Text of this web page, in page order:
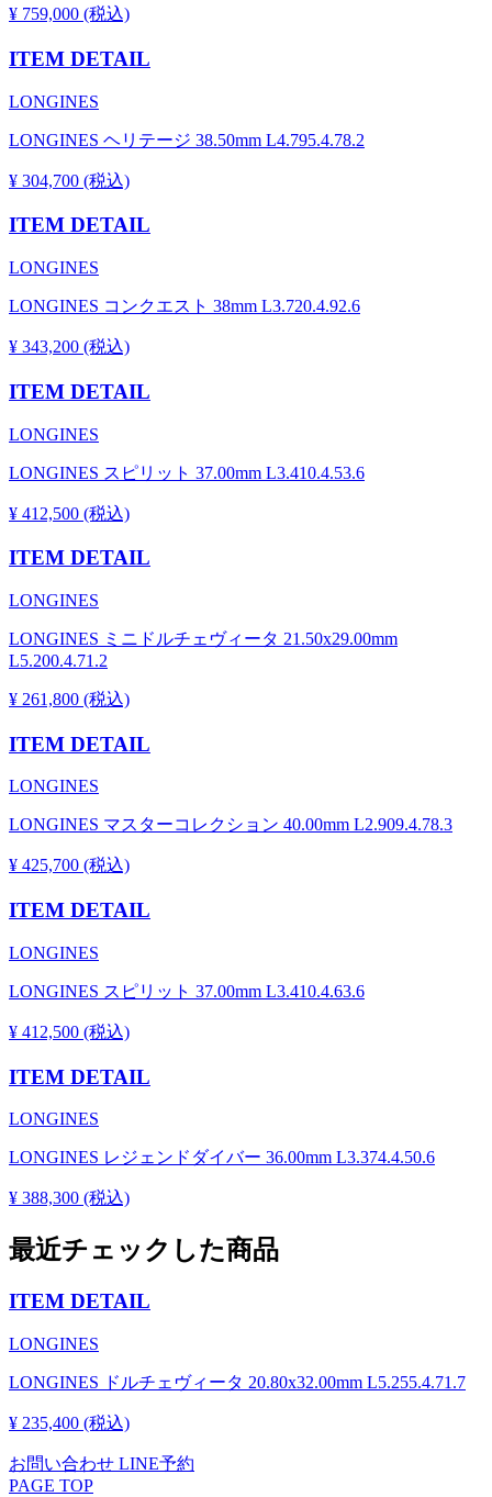
¥ 759,000 (税込)
ITEM DETAIL
LONGINES
LONGINES ヘリテージ 38.50mm L4.795.4.78.2
¥ 304,700 (税込)
ITEM DETAIL
LONGINES
LONGINES コンクエスト 38mm L3.720.4.92.6
¥ 343,200 (税込)
ITEM DETAIL
LONGINES
LONGINES スピリット 37.00mm L3.410.4.53.6
¥ 412,500 (税込)
ITEM DETAIL
LONGINES
LONGINES ミニドルチェヴィータ 21.50x29.00mm
L5.200.4.71.2
¥ 261,800 (税込)
ITEM DETAIL
LONGINES
LONGINES マスターコレクション 40.00mm L2.909.4.78.3
¥ 425,700 (税込)
ITEM DETAIL
LONGINES
LONGINES スピリット 37.00mm L3.410.4.63.6
¥ 412,500 (税込)
ITEM DETAIL
LONGINES
LONGINES レジェンドダイバー 36.00mm L3.374.4.50.6
¥ 388,300 (税込)
最近チェックした商品
ITEM DETAIL
LONGINES
LONGINES ドルチェヴィータ 20.80x32.00mm L5.255.4.71.7
¥ 235,400 (税込)
お問い合わせ LINE予約
PAGE TOP